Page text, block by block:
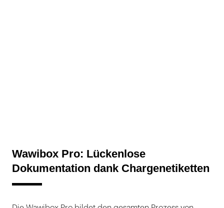
Wawibox Pro: Lückenlose
Dokumentation dank Chargenetiketten